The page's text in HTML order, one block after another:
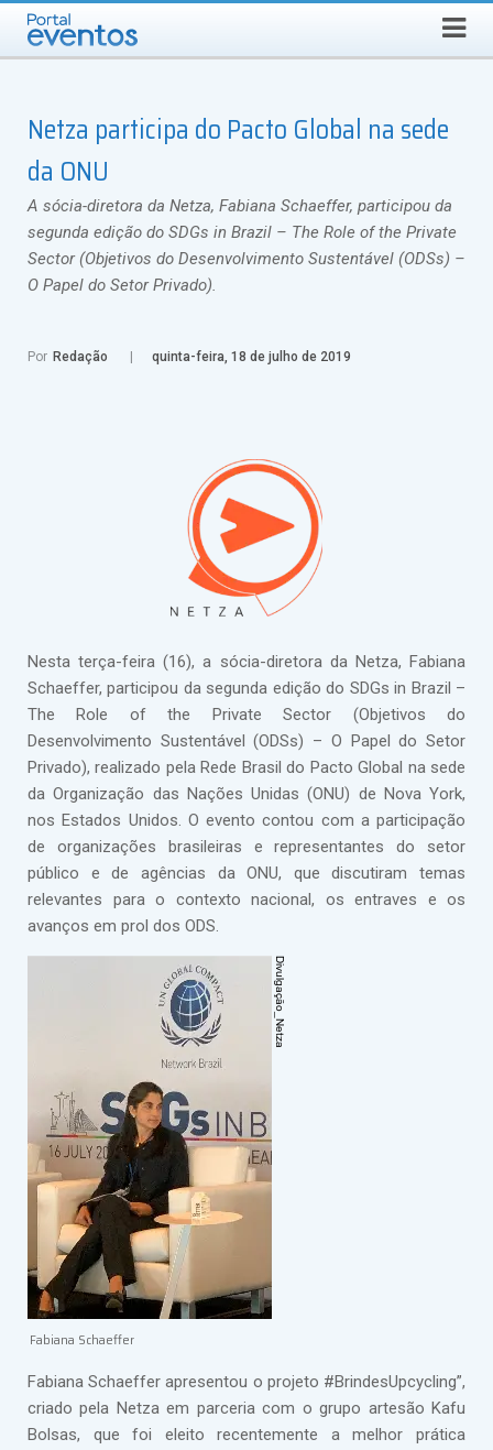
SEXTA-FEIRA, 7 DE AGOSTO DE 2026 Busca
Netza participa do Pacto Global na sede
da ONU
A sócia-diretora da Netza, Fabiana Schaeffer, participou da
segunda edição do SDGs in Brazil – The Role of the Private
Sector (Objetivos do Desenvolvimento Sustentável (ODSs) –
O Papel do Setor Privado).
Por Redação quinta-feira, 18 de julho de 2019
Nesta terça-feira (16), a sócia-diretora da Netza, Fabiana
Schaeffer, participou da segunda edição do SDGs in Brazil –
The Role of the Private Sector (Objetivos do
Desenvolvimento Sustentável (ODSs) – O Papel do Setor
Privado), realizado pela Rede Brasil do Pacto Global na sede
da Organização das Nações Unidas (ONU) de Nova York,
nos Estados Unidos. O evento contou com a participação
de organizações brasileiras e representantes do setor
público e de agências da ONU, que discutiram temas
relevantes para o contexto nacional, os entraves e os
avanços em prol dos ODS.
Fabiana Schaeffer
Fabiana Schaeffer apresentou o projeto #BrindesUpcycling”,
criado pela Netza em parceria com o grupo artesão Kafu
Bolsas, que foi eleito recentemente a melhor prática